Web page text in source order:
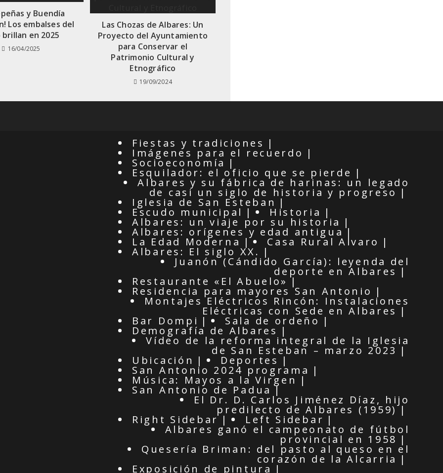
y Buendía
Los embalses del
brillan en 2025
16/04/2025
Las Chozas de Albares: Un
Proyecto del Ayuntamiento
para Conservar el
Patrimonio Cultural y
Etnográfico
19/09/2024
Fiestas y tradiciones
Imágenes para el recuerdo
Socioeconomía
Esquilador: el oficio que se pierde
Albares y su fábrica de harinas: un legado
de casi un siglo de historia y progreso
Iglesia de San Esteban
Escudo municipal Historia
Albares: un viaje por su historia
Albares: orígenes y edad antigua
La Edad Moderna Casa Rural Alvaro
Albares: El siglo XX.
Juanón (Cándido García): leyenda del
deporte en Albares
Restaurante «El Abuelo»
Residencia para mayores San Antonio
Montajes Eléctricos Rincón: Instalaciones
Eléctricas con Sede en Albares
Bar Dompi Sala de ordeño
Demografía de Albares
Vídeo de la reforma integral de la Iglesia
de San Esteban – marzo 2023
Ubicación Deportes
San Antonio 2024 programa
Música: Mayos a la Virgen
San Antonio de Padua
El Dr. D. Carlos Jiménez Díaz, hijo
predilecto de Albares (1959)
Right Sidebar Left Sidebar
Albares ganó el campeonato de fútbol
provincial en 1958
Quesería Briman: del pasto al queso en el
corazón de la Alcarria
Exposición de pintura